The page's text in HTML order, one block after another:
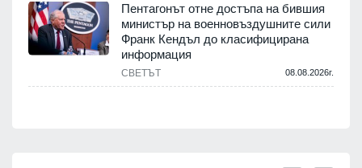
Пентагонът отне достъпа на бившия
министър на военновъздушните сили
Франк Кендъл до класифицирана
информация
СВЕТЪТ 08.08.2026г.